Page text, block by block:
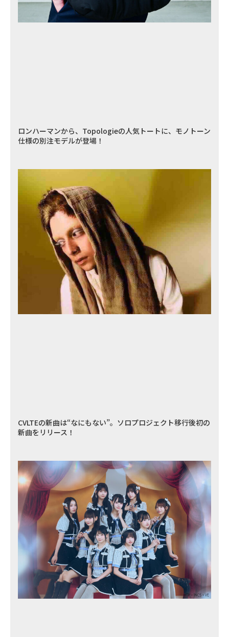
ロンハーマンから、Topologieの人気トートに、モノトーン
仕様の別注モデルが登場！
CVLTEの新曲は“なにもない”。ソロプロジェクト移行後初の
新曲をリリース！